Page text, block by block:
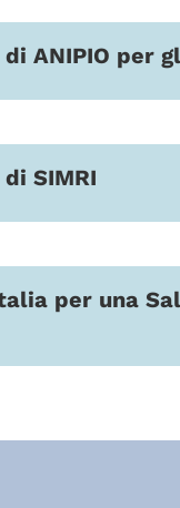
ANIPIO per
SIMRI
per una